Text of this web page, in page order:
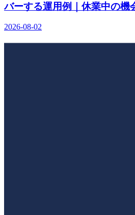
バーする運用例｜休業中の機
2026-08-02